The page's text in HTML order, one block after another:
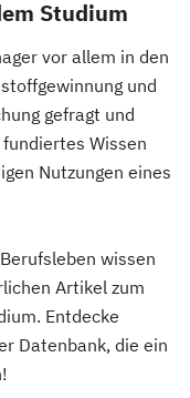
Chain
-
Studium
vor allem in den
und
gefragt und
Wissen
Nutzungen eines
wissen
Artikel zum
Entdecke
Datenbank, die ein